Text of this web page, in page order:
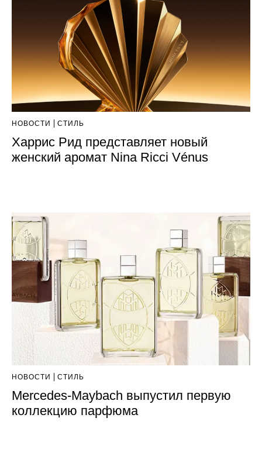
НОВОСТИ СТИЛЬ
Харрис Рид представляет новый
женский аромат Nina Ricci Vénus
НОВОСТИ СТИЛЬ
Mercedes-Maybach выпустил первую
коллекцию парфюма